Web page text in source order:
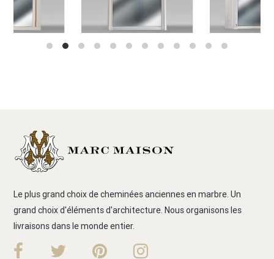
Le plus grand choix de cheminées anciennes en marbre. Un
grand choix d'éléments d'architecture. Nous organisons les
livraisons dans le monde entier.